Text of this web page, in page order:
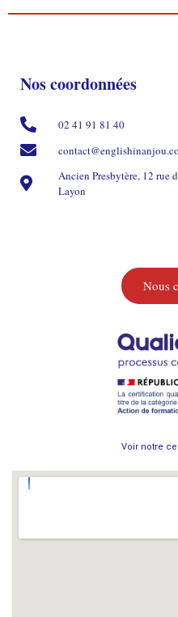
Nos coordonnées
02 41 91 81 40
Ancien Presbytère, 12 rue
Layon
Nous
Voir notre